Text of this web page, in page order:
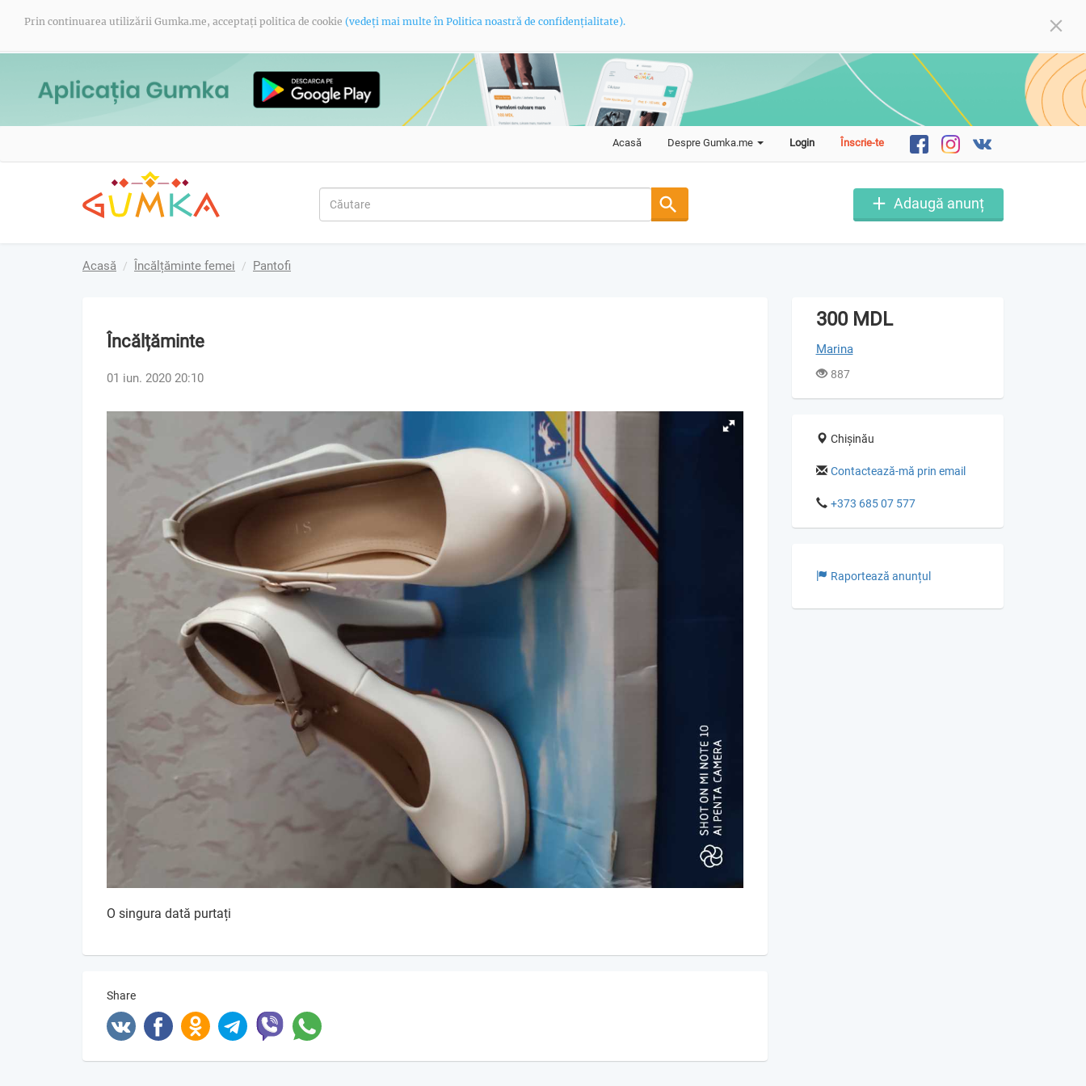
Prin continuarea utilizării Gumka.me, acceptați politica de cookie (vedeți mai multe în Politica noastră de confidențialitate).
Acasă Despre Gumka.me Login Înscrie-te
Adaugă anunț
Acasă Încălțăminte femei Pantofi
Încălțăminte
01 iun. 2020 20:10
O singura dată purtați
Share
300 MDL
Marina
887
Chișinău
Contactează-mă prin email
+373 685 07 577
Raportează anunțul